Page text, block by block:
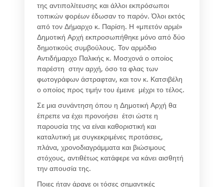
της αντιπολίτευσης και άλλοι εκπρόσωποι
τοπικών φορέων έδωσαν το παρόν. Όλοι εκτός
από τον Δήμαρχο κ. Παρίση. Η «μπετόν αρμέ»
Δημοτική Αρχή εκπροσωπήθηκε μόνο από δύο
δημοτικούς συμβούλους. Τον αρμόδιο
Αντιδήμαρχο Παλικής κ. Μοσχονά ο οποίος
παρέστη στην αρχή, όσο τα φλας των
φωτογράφων άστραφταν, και τον κ. Κατσιβέλη
ο οποίος προς τιμήν του έμεινε μέχρι το τέλος.
Σε μια συνάντηση όπου η Δημοτική Αρχή θα
έπρεπε να έχει προνοήσει έτσι ώστε η
παρουσία της να είναι καθοριστική και
καταλυτική με συγκεκριμένες προτάσεις,
πλάνα, χρονοδιαγράμματα και βιώσιμους
στόχους, αντιθέτως κατάφερε να κάνει αισθητή
την απουσία της.
Ποιες ήταν άραγε οι τόσες σημαντικές